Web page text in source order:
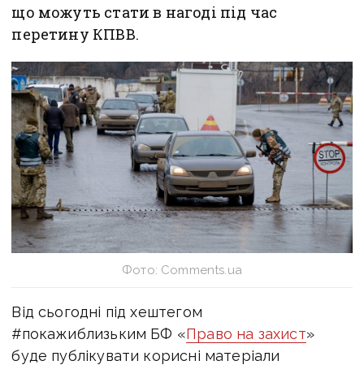
що можуть стати в нагоді під час
перетину КПВВ.
Фото: Comments.ua
Від сьогодні під хештегом
#покажиблизьким БФ «Право на захист»
буде публікувати корисні матеріали